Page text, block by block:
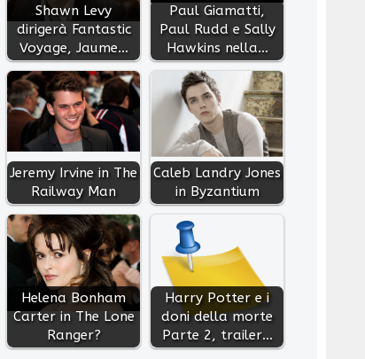
Shawn Levy
dirigerà Fantastic
Voyage, Jaume…
Paul Giamatti,
Paul Rudd e Sally
Hawkins nella…
Jeremy Irvine in The
Railway Man
Caleb Landry Jones
in Byzantium
Helena Bonham
Carter in The Lone
Ranger?
Harry Potter e i
doni della morte
Parte 2, trailer…